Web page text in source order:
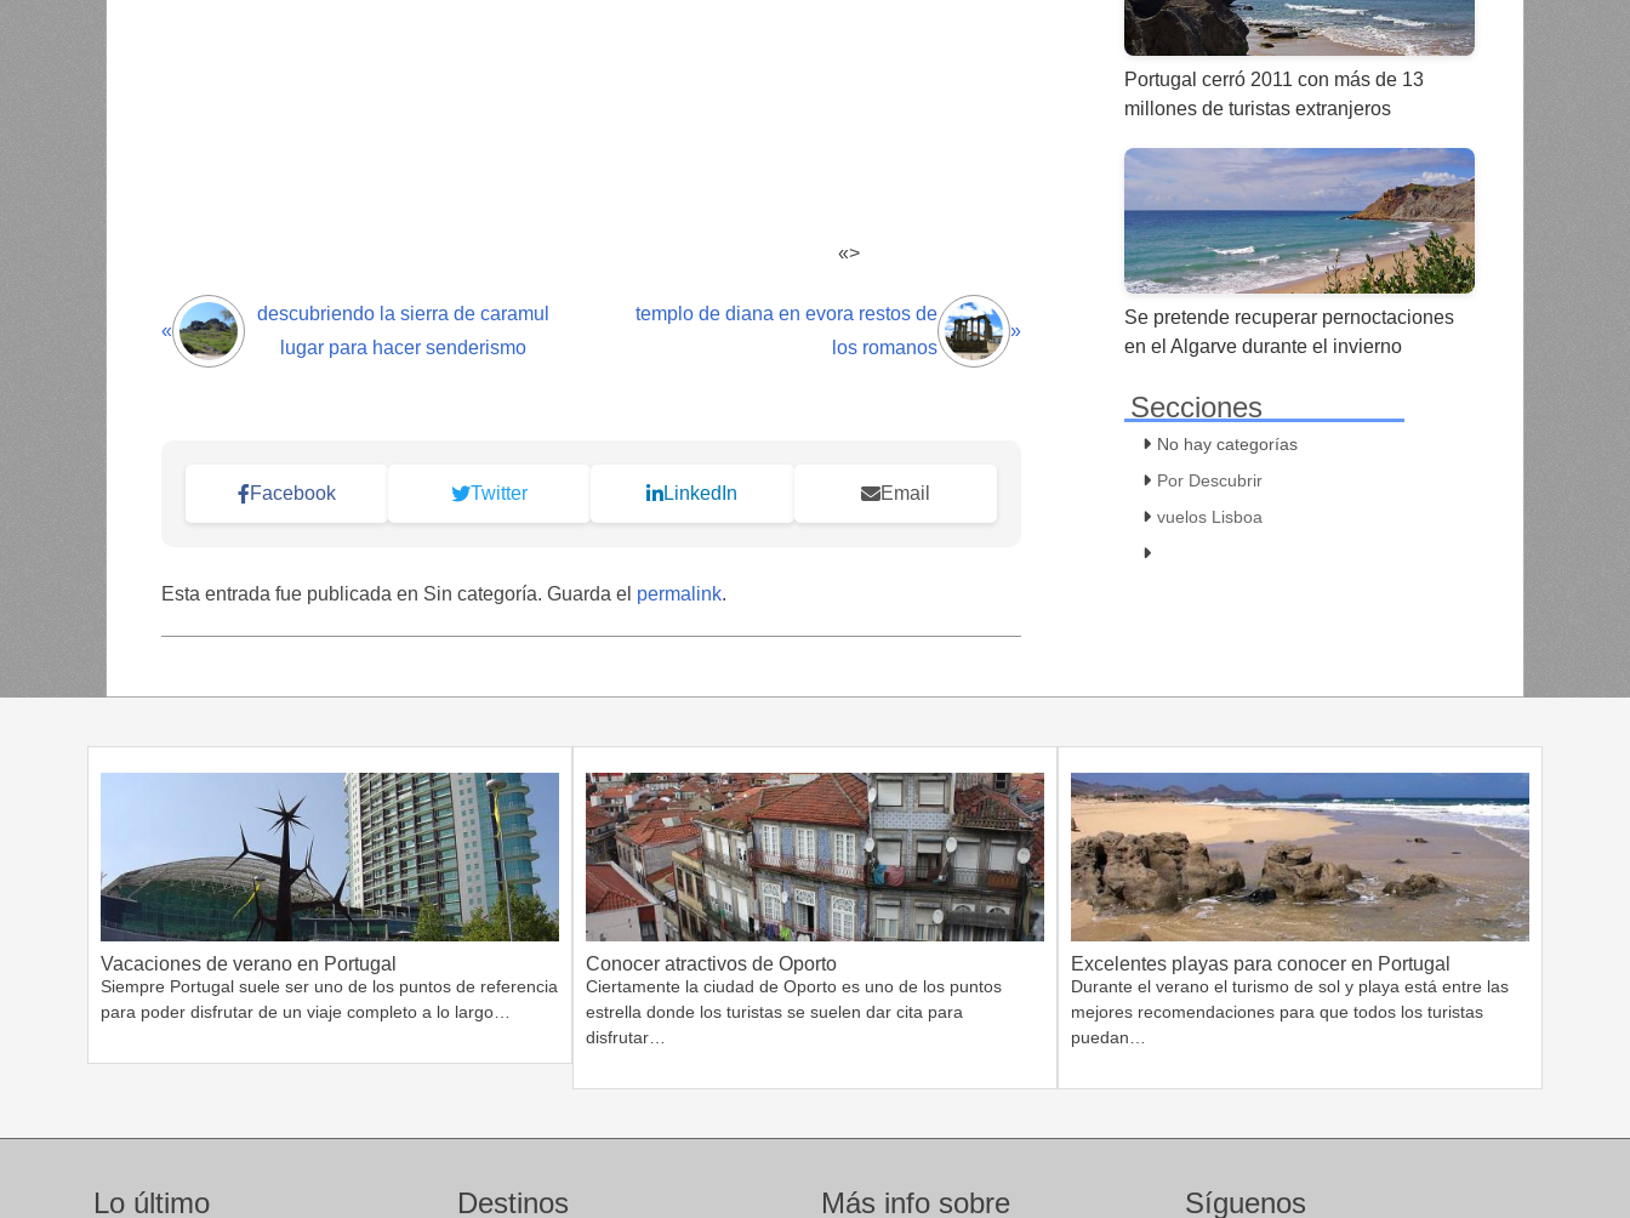
«>
«
descubriendo la sierra de caramul
lugar para hacer senderismo
templo de diana en evora restos de
los romanos
»
Facebook Twitter LinkedIn Email
Esta entrada fue publicada en Sin categoría. Guarda el permalink.
Portugal cerró 2011 con más de 13
millones de turistas extranjeros
Se pretende recuperar pernoctaciones
en el Algarve durante el invierno
Secciones
No hay categorías
Por Descubrir
vuelos Lisboa
Vacaciones de verano en Portugal
Siempre Portugal suele ser uno de los puntos de referencia
para poder disfrutar de un viaje completo a lo largo…
Conocer atractivos de Oporto
Ciertamente la ciudad de Oporto es uno de los puntos
estrella donde los turistas se suelen dar cita para
disfrutar…
Excelentes playas para conocer en Portugal
Durante el verano el turismo de sol y playa está entre las
mejores recomendaciones para que todos los turistas
puedan…
Lo último Destinos Más info sobre Síguenos